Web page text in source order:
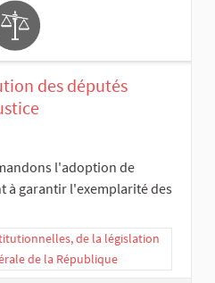
des députés
l'adoption de
à garantir l'exemplarité des
de la législation
de la République